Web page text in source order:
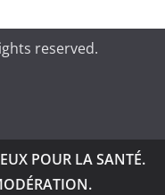
reserved.
POUR LA SANTÉ.